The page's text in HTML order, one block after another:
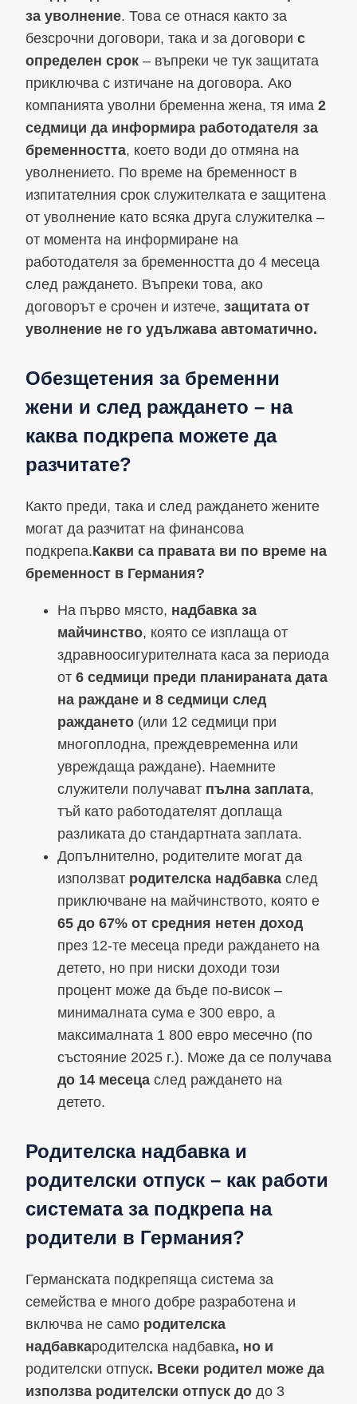
за уволнение. Това се отнася както за
безсрочни договори, така и за договори с
определен срок – въпреки че тук защитата
приключва с изтичане на договора. Ако
компанията уволни бременна жена, тя има 2
седмици да информира работодателя за
бременността, което води до отмяна на
уволнението. По време на бременност в
изпитателния срок служителката е защитена
от уволнение като всяка друга служителка –
от момента на информиране на
работодателя за бременността до 4 месеца
след раждането. Въпреки това, ако
договорът е срочен и изтече, защитата от
уволнение не го удължава автоматично.
Обезщетения за бременни
жени и след раждането – на
каква подкрепа можете да
разчитате?
Както преди, така и след раждането жените
могат да разчитат на финансова
подкрепа.Какви са правата ви по време на
бременност в Германия?
На първо място, надбавка за
майчинство, която се изплаща от
здравноосигурителната каса за периода
от 6 седмици преди планираната дата
на раждане и 8 седмици след
раждането (или 12 седмици при
многоплодна, преждевременна или
увреждаща раждане). Наемните
служители получават пълна заплата,
тъй като работодателят доплаща
разликата до стандартната заплата.
Допълнително, родителите могат да
използват родителска надбавка след
приключване на майчинството, която е
65 до 67% от средния нетен доход
през 12-те месеца преди раждането на
детето, но при ниски доходи този
процент може да бъде по-висок –
минималната сума е 300 евро, а
максималната 1 800 евро месечно (по
състояние 2025 г.). Може да се получава
до 14 месеца след раждането на
детето.
Родителска надбавка и
родителски отпуск – как работи
системата за подкрепа на
родители в Германия?
Германската подкрепяща система за
семейства е много добре разработена и
включва не само родителска
надбавкародителска надбавка, но и
родителски отпуск. Всеки родител може да
използва родителски отпуск до до 3